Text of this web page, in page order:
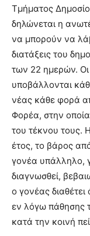
Τμήματος
δηλώνεται η
να μπορούν να
διατάξεις του
των 22 ημερών. Οι
υποβάλλονται
νέας κάθε φορά
Φορέα, στην
του τέκνου τους.
έτος, το βάρος
γονέα υπάλληλο,
διαγνωσθεί,
ο γονέας διαθέτει
εν λόγω πάθησης
κατά την κοινή